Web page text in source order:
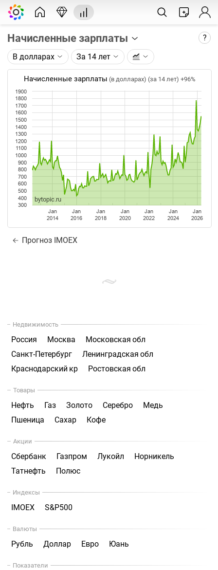
Начисленные зарплаты ?
Описание графика:
Среднемесячная номинальная начисленная
заработная плата (ФОТ) работников в целом по
экономике по данным Росстата.
Каждая точка на графике - среднее значение за
месяц. Таймфрейм (месяц) не меняется при
изменении глубины графика.
Данные добавляются ежемесячно после
официальной публикации Росстатом.
В долларах За 14 лет
Начисленные зарплаты (в долларах) (за 14 лет) +96%
Jan
2014
Jan
2016
Jan
2018
Jan
2020
Jan
2022
Jan
2024
Jan
2026
300
400
500
600
700
800
900
1000
1100
1200
1300
1400
1500
1600
1700
1800
1900
bytopic.ru
Прогноз IMOEX
Недвижимость
Россия Москва
Московская обл
Санкт-Петербург
Ленинградская обл
Краснодарский кр
Ростовская обл
Товары
Нефть Газ Золото Серебро
Медь
Пшеница
Сахар Кофе
Акции
Сбербанк Газпром Лукойл
Норникель
Татнефть
Полюс
Индексы
IMOEX S&P500
Валюты
Рубль Доллар Евро Юань
Показатели